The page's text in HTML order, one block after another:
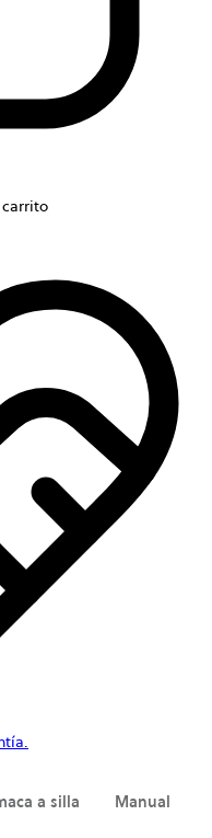
a silla Manual